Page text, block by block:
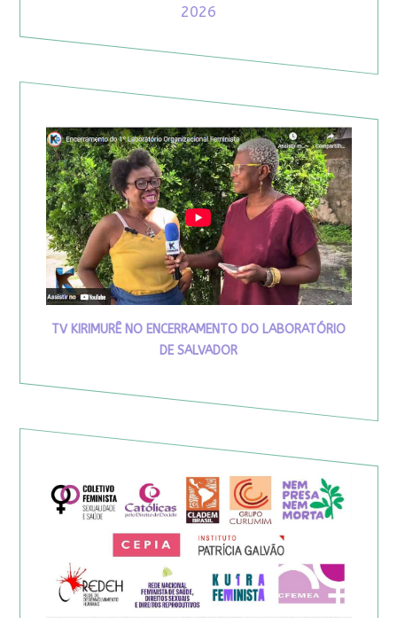
2026
TV KIRIMURÊ NO ENCERRAMENTO DO LABORATÓRIO
DE SALVADOR